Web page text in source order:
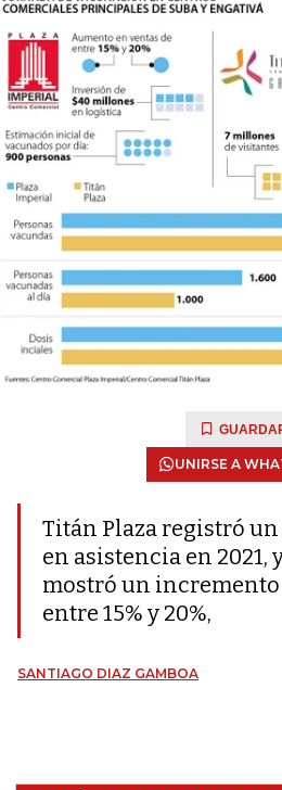
UNIRSE A
Titán Plaza registró un
en asistencia en 2021,
mostró un incremento
entre 15% y 20%,
SANTIAGO DIAZ GAMBOA